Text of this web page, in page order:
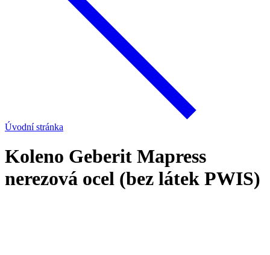
Úvodní stránka
Koleno Geberit Mapress
nerezová ocel (bez látek PWIS)